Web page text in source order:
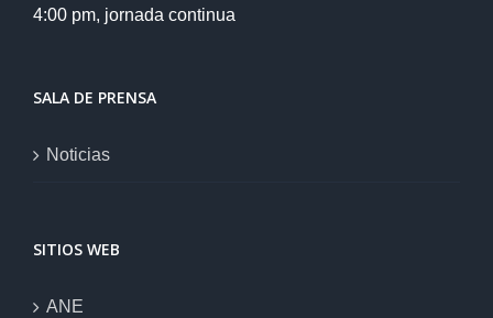
4:00 pm, jornada continua
SALA DE PRENSA
Noticias
SITIOS WEB
ANE